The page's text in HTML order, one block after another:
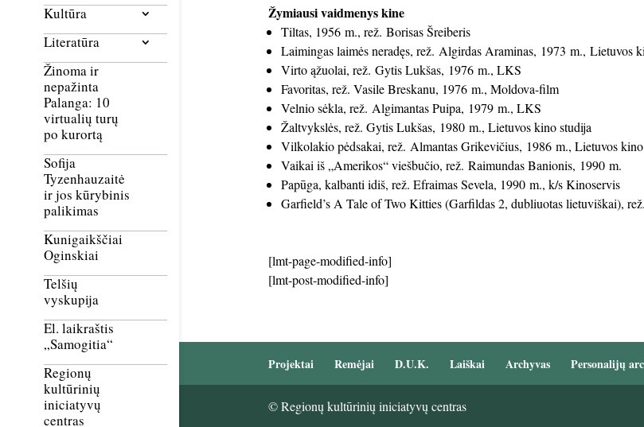
Kultūra
Literatūra
Žinoma ir
nepažinta
Palanga: 10
virtualių turų
po kurortą
Sofija
Tyzenhauzaitė
ir jos kūrybinis
palikimas
Kunigaikščiai
Oginskiai
Telšių
vyskupija
El. laikraštis
„Samogitia“
Regionų
kultūrinių
iniciatyvų
centras
Žymiausi vaidmenys kine
Tiltas, 1956 m., rež. Borisas Šreiberis
Laimingas laimės neradęs, rež. Algirdas Araminas, 1973 m., Lietuvos
Virto ąžuolai, rež. Gytis Lukšas, 1976 m., LKS
Favoritas, rež. Vasile Breskanu, 1976 m., Moldova-film
Velnio sėkla, rež. Algimantas Puipa, 1979 m., LKS
Žaltvykslės, rež. Gytis Lukšas, 1980 m., Lietuvos kino studija
Vilkolakio pėdsakai, rež. Almantas Grikevičius, 1986 m., Lietuvos
Vaikai iš „Amerikos“ viešbučio, rež. Raimundas Banionis, 1990 m.
Papūga, kalbanti idiš, rež. Efraimas Sevela, 1990 m., k/s Kinoservis
Garfield’s A Tale of Two Kitties (Garfildas 2, dubliuotas lietuviškai),
[lmt-page-modified-info]
[lmt-post-modified-info]
Projektai Remėjai D.U.K. Laiškai Archyvas Personalijų
© Regionų kultūrinių iniciatyvų centras